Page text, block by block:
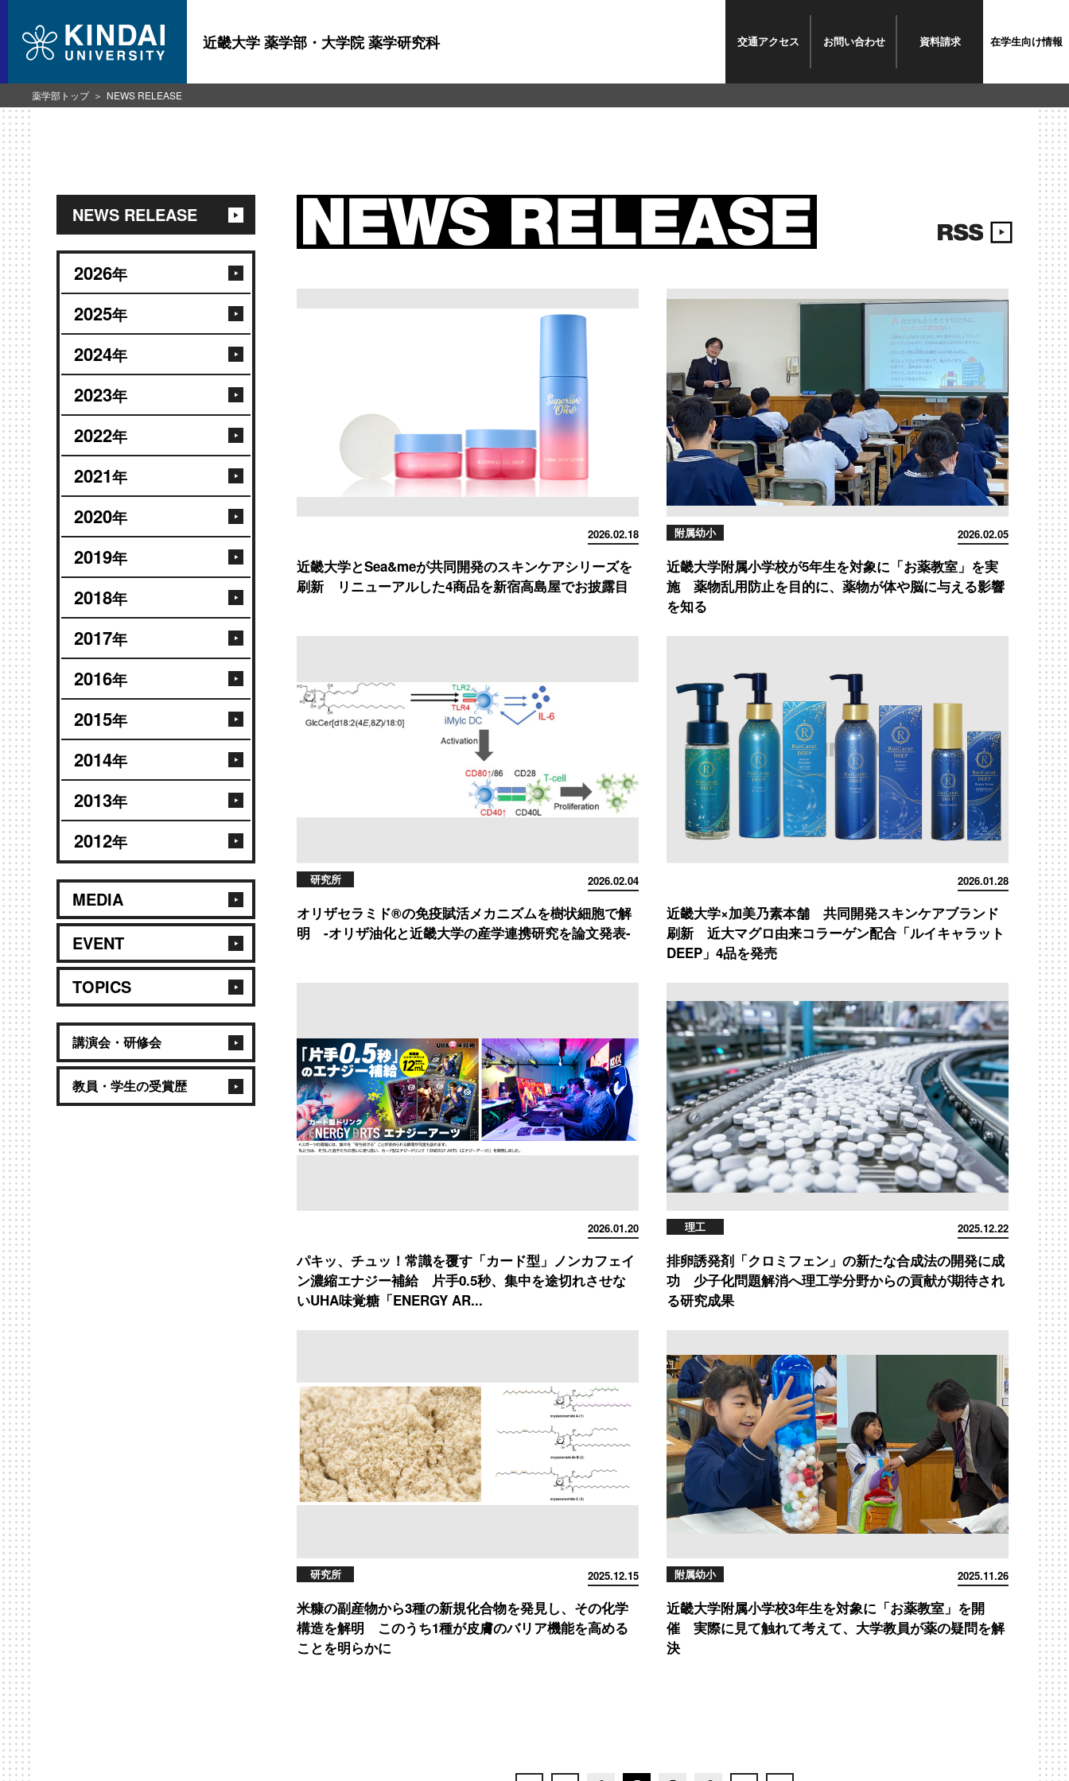
近畿大学 薬学部・大学院 薬学研究科 交通アクセス お問い合わせ 資料請求 在学生向け情報
NEWS RELEASE
2026年
2025年
2024年
2023年
2022年
2021年
2020年
2019年
2018年
2017年
2016年
2015年
2014年
2013年
2012年
MEDIA
EVENT
TOPICS
講演会・研修会
教員・学生の受賞歴
2026.02.18
近畿大学とSea&meが共同開発のスキンケアシリーズを
刷新 リニューアルした4商品を新宿高島屋でお披露目
附属幼小 2026.02.05
近畿大学附属小学校が5年生を対象に「お薬教室」を実
施 薬物乱用防止を目的に、薬物が体や脳に与える影響
を知る
研究所 2026.02.04
オリザセラミド®の免疫賦活メカニズムを樹状細胞で解
明 -オリザ油化と近畿大学の産学連携研究を論文発表-
2026.01.28
近畿大学×加美乃素本舗 共同開発スキンケアブランド
刷新 近大マグロ由来コラーゲン配合「ルイキャラット
DEEP」4品を発売
2026.01.20
パキッ、チュッ！常識を覆す「カード型」ノンカフェイ
ン濃縮エナジー補給 片手0.5秒、集中を途切れさせな
いUHA味覚糖「ENERGY AR...
理工 2025.12.22
排卵誘発剤「クロミフェン」の新たな合成法の開発に成
功 少子化問題解消へ理工学分野からの貢献が期待され
る研究成果
研究所 2025.12.15
米糠の副産物から3種の新規化合物を発見し、その化学
構造を解明 このうち1種が皮膚のバリア機能を高める
ことを明らかに
附属幼小 2025.11.26
近畿大学附属小学校3年生を対象に「お薬教室」を開
催 実際に見て触れて考えて、大学教員が薬の疑問を解
決
薬学部トップ NEWS RELEASE